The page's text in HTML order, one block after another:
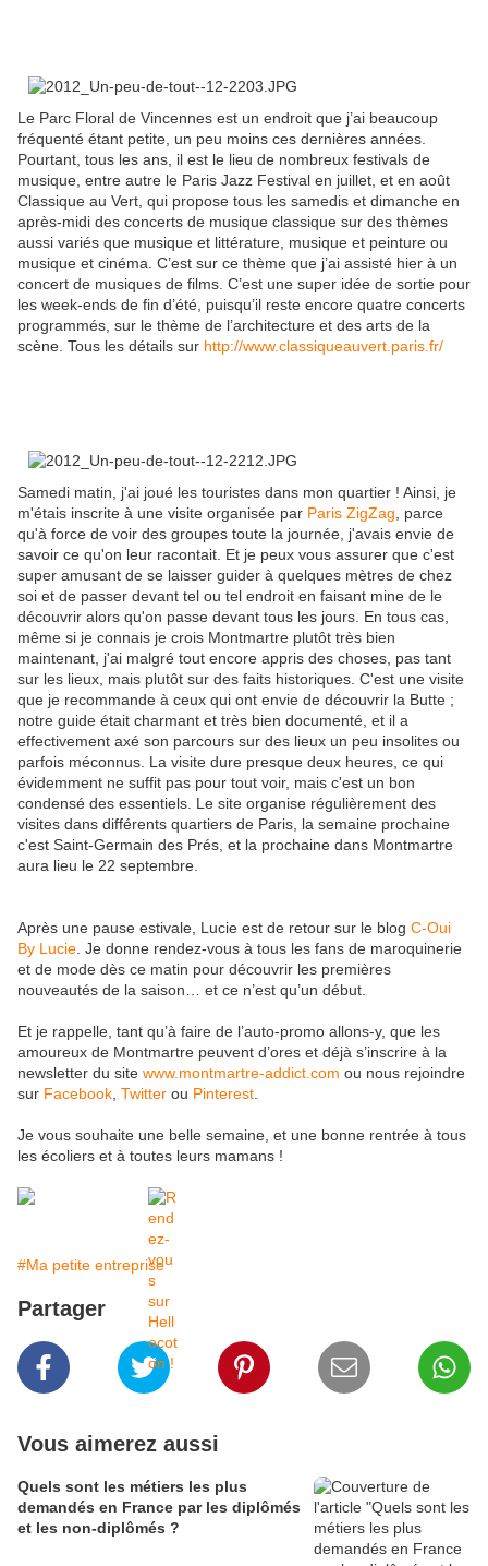
Le Parc Floral de Vincennes est un endroit que j’ai beaucoup
fréquenté étant petite, un peu moins ces dernières années.
Pourtant, tous les ans, il est le lieu de nombreux festivals de
musique, entre autre le Paris Jazz Festival en juillet, et en août
Classique au Vert, qui propose tous les samedis et dimanche en
après-midi des concerts de musique classique sur des thèmes
aussi variés que musique et littérature, musique et peinture ou
musique et cinéma. C’est sur ce thème que j’ai assisté hier à un
concert de musiques de films. C’est une super idée de sortie pour
les week-ends de fin d’été, puisqu’il reste encore quatre concerts
programmés, sur le thème de l’architecture et des arts de la
scène. Tous les détails sur http://www.classiqueauvert.paris.fr/
Samedi matin, j'ai joué les touristes dans mon quartier ! Ainsi, je
m'étais inscrite à une visite organisée par Paris ZigZag , parce
qu'à force de voir des groupes toute la journée, j'avais envie de
savoir ce qu'on leur racontait. Et je peux vous assurer que c'est
super amusant de se laisser guider à quelques mètres de chez
soi et de passer devant tel ou tel endroit en faisant mine de le
découvrir alors qu'on passe devant tous les jours. En tous cas,
même si je connais je crois Montmartre plutôt très bien
maintenant, j'ai malgré tout encore appris des choses, pas tant
sur les lieux, mais plutôt sur des faits historiques. C'est une visite
que je recommande à ceux qui ont envie de découvrir la Butte ;
notre guide était charmant et très bien documenté, et il a
effectivement axé son parcours sur des lieux un peu insolites ou
parfois méconnus. La visite dure presque deux heures, ce qui
évidemment ne suffit pas pour tout voir, mais c'est un bon
condensé des essentiels. Le site organise régulièrement des
visites dans différents quartiers de Paris, la semaine prochaine
c'est Saint-Germain des Prés, et la prochaine dans Montmartre
aura lieu le 22 septembre.
Après une pause estivale, Lucie est de retour sur le blog C-Oui
By Lucie . Je donne rendez-vous à tous les fans de maroquinerie
et de mode dès ce matin pour découvrir les premières
nouveautés de la saison… et ce n’est qu’un début.
Et je rappelle, tant qu’à faire de l’auto-promo allons-y, que les
amoureux de Montmartre peuvent d’ores et déjà s’inscrire à la
newsletter du site www.montmartre-addict.com ou nous rejoindre
sur Facebook Twitter ou Pinterest
Je vous souhaite une belle semaine, et une bonne rentrée à tous
les écoliers et à toutes leurs mamans !
#Ma petite entreprise
Partager
Vous aimerez aussi
Quels sont les métiers les plus
demandés en France par les diplômés
et les non-diplômés ?